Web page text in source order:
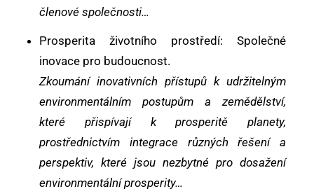
členové společnosti…
Prosperita životního prostředí: Společné
inovace pro budoucnost.
Zkoumání inovativních přístupů k udržitelným
environmentálním postupům a zemědělství,
které přispívají k prosperitě planety,
prostřednictvím integrace různých řešení a
perspektiv, které jsou nezbytné pro dosažení
environmentální prosperity…